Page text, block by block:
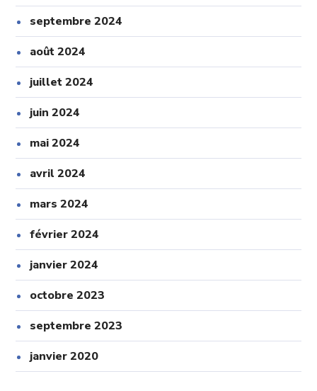
septembre 2024
août 2024
juillet 2024
juin 2024
mai 2024
avril 2024
mars 2024
février 2024
janvier 2024
octobre 2023
septembre 2023
janvier 2020